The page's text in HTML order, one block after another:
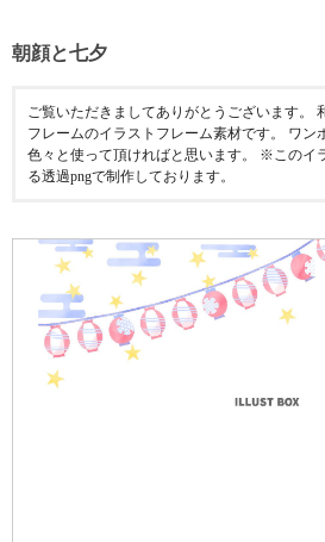
朝顔と七夕
ご覧いただきましてありがとうございます。
フレームのイラストフレーム素材です。 ワン
色々と使って頂ければと思います。 ※このイ
る透過pngで制作しております。